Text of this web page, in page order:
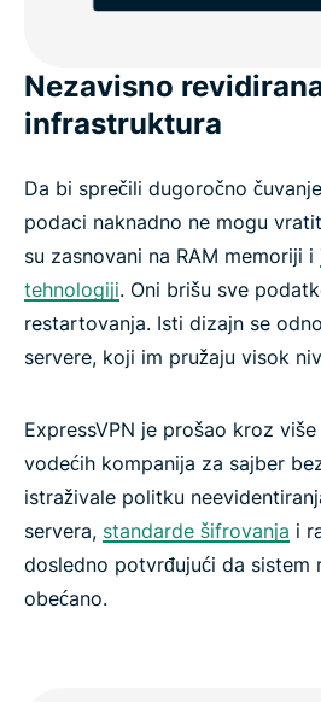
Nezavisno
infrastruktura
Da bi sprečili dugoročno
podaci naknadno ne mogu
su zasnovani na RAM memoriji i
tehnologiji. Oni brišu sve
restartovanja. Isti dizajn se
servere, koji im pružaju visok
ExpressVPN je prošao kroz
vodećih kompanija za sajber
istraživale politku
servera, standarde šifrovanja i
dosledno potvrđujući da sistem
obećano.